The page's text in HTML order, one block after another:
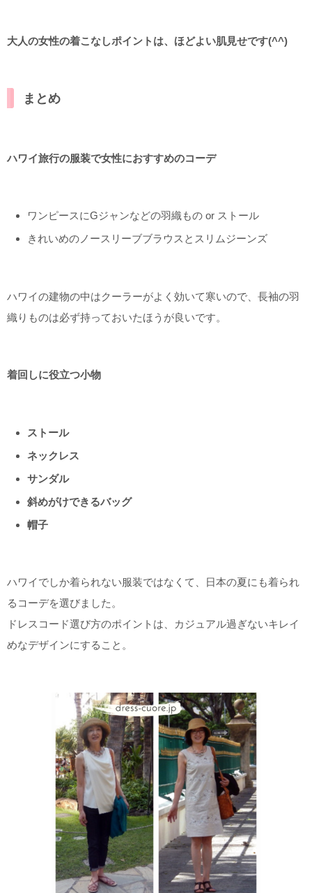
大人の女性の着こなしポイントは、ほどよい肌見せです(^^)
まとめ
ハワイ旅行の服装で女性におすすめのコーデ
ワンピースにGジャンなどの羽織もの or ストール
きれいめのノースリーブブラウスとスリムジーンズ
ハワイの建物の中はクーラーがよく効いて寒いので、長袖の羽
織りものは必ず持っておいたほうが良いです。
着回しに役立つ小物
ストール
ネックレス
サンダル
斜めがけできるバッグ
帽子
ハワイでしか着られない服装ではなくて、日本の夏にも着られ
るコーデを選びました。
ドレスコード選び方のポイントは、カジュアル過ぎないキレイ
めなデザインにすること。